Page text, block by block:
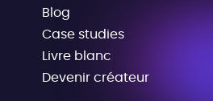
Blog
Case studies
Livre blanc
Devenir créateur